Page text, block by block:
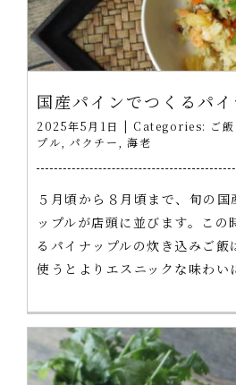
国産パインでつくるパ
2025年5月1日 | Categories: ご
プル
パクチー 海老
５月頃から８月頃まで、旬の
ップルが店頭に並びます。この
るパイナップルの炊き込みご飯
使うとよりエスニックな味わい